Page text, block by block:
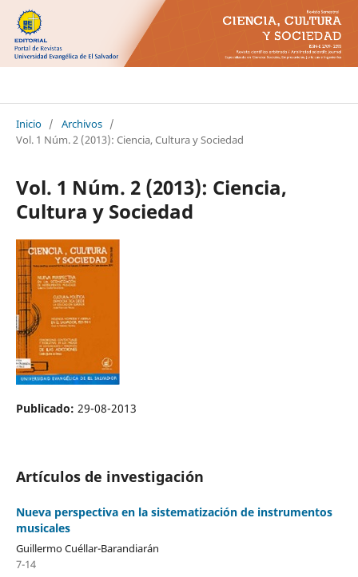
Inicio / Archivos /
Vol. 1 Núm. 2 (2013): Ciencia, Cultura y Sociedad
Vol. 1 Núm. 2 (2013): Ciencia,
Cultura y Sociedad
Publicado: 29-08-2013
Artículos de investigación
Nueva perspectiva en la sistematización de instrumentos
musicales
Guillermo Cuéllar-Barandiarán
7-14